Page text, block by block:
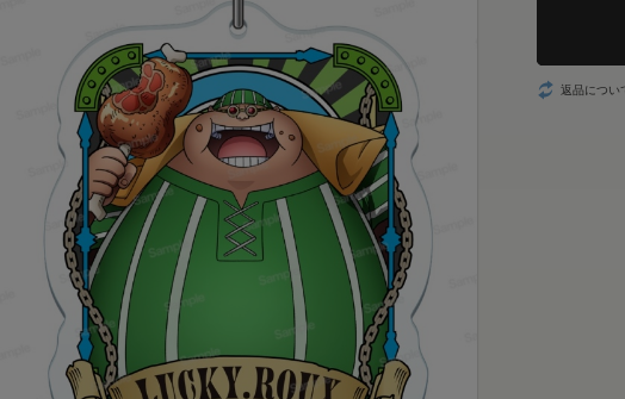
返品につい